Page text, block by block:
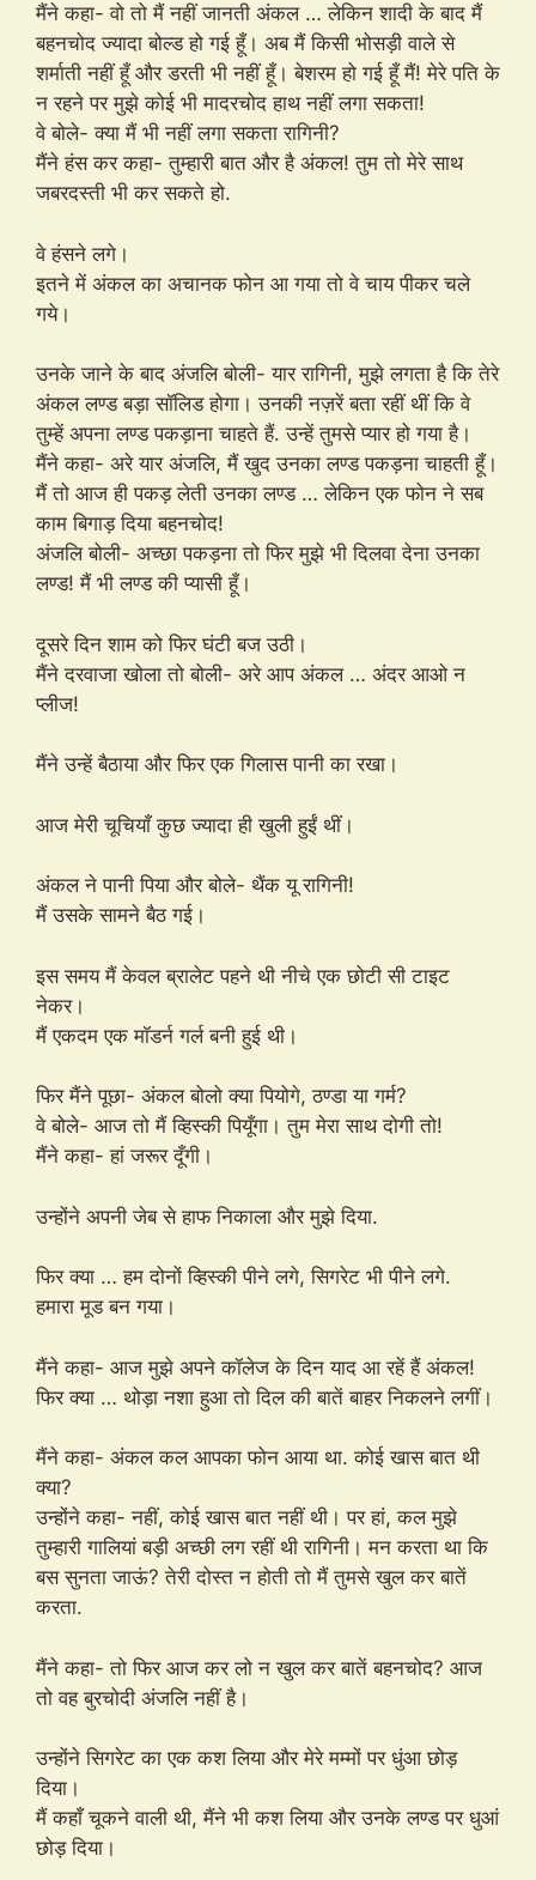
मैंने कहा- वो तो मैं नहीं जानती अंकल … लेकिन शादी के बाद मैं
बहनचोद ज्यादा बोल्ड हो गई हूँ। अब मैं किसी भोसड़ी वाले से
शर्माती नहीं हूँ और डरती भी नहीं हूँ। बेशरम हो गई हूँ मैं! मेरे पति के
न रहने पर मुझे कोई भी मादरचोद हाथ नहीं लगा सकता!
वे बोले- क्या मैं भी नहीं लगा सकता रागिनी?
मैंने हंस कर कहा- तुम्हारी बात और है अंकल! तुम तो मेरे साथ
जबरदस्ती भी कर सकते हो.
वे हंसने लगे।
इतने में अंकल का अचानक फोन आ गया तो वे चाय पीकर चले
गये।
उनके जाने के बाद अंजलि बोली- यार रागिनी, मुझे लगता है कि तेरे
अंकल लण्ड बड़ा सॉलिड होगा। उनकी नज़रें बता रहीं थीं कि वे
तुम्हें अपना लण्ड पकड़ाना चाहते हैं. उन्हें तुमसे प्यार हो गया है।
मैंने कहा- अरे यार अंजलि, मैं खुद उनका लण्ड पकड़ना चाहती हूँ।
मैं तो आज ही पकड़ लेती उनका लण्ड … लेकिन एक फोन ने सब
काम बिगाड़ दिया बहनचोद!
अंजलि बोली- अच्छा पकड़ना तो फिर मुझे भी दिलवा देना उनका
लण्ड! मैं भी लण्ड की प्यासी हूँ।
दूसरे दिन शाम को फिर घंटी बज उठी।
मैंने दरवाजा खोला तो बोली- अरे आप अंकल … अंदर आओ न
प्लीज!
मैंने उन्हें बैठाया और फिर एक गिलास पानी का रखा।
आज मेरी चूचियाँ कुछ ज्यादा ही खुली हुईं थीं।
अंकल ने पानी पिया और बोले- थैंक यू रागिनी!
मैं उसके सामने बैठ गई।
इस समय मैं केवल ब्रालेट पहने थी नीचे एक छोटी सी टाइट
नेकर।
मैं एकदम एक मॉडर्न गर्ल बनी हुई थी।
फिर मैंने पूछा- अंकल बोलो क्या पियोगे, ठण्डा या गर्म?
वे बोले- आज तो मैं व्हिस्की पियूँगा। तुम मेरा साथ दोगी तो!
मैंने कहा- हां जरूर दूँगी।
उन्होंने अपनी जेब से हाफ निकाला और मुझे दिया.
फिर क्या … हम दोनों व्हिस्की पीने लगे, सिगरेट भी पीने लगे.
हमारा मूड बन गया।
मैंने कहा- आज मुझे अपने कॉलेज के दिन याद आ रहें हैं अंकल!
फिर क्या … थोड़ा नशा हुआ तो दिल की बातें बाहर निकलने लगीं।
मैंने कहा- अंकल कल आपका फोन आया था. कोई खास बात थी
क्या?
उन्होंने कहा- नहीं, कोई खास बात नहीं थी। पर हां, कल मुझे
तुम्हारी गालियां बड़ी अच्छी लग रहीं थी रागिनी। मन करता था कि
बस सुनता जाऊं? तेरी दोस्त न होती तो मैं तुमसे खुल कर बातें
करता.
मैंने कहा- तो फिर आज कर लो न खुल कर बातें बहनचोद? आज
तो वह बुरचोदी अंजलि नहीं है।
उन्होंने सिगरेट का एक कश लिया और मेरे मम्मों पर धुंआ छोड़
दिया।
मैं कहाँ चूकने वाली थी, मैंने भी कश लिया और उनके लण्ड पर धुआं
छोड़ दिया।